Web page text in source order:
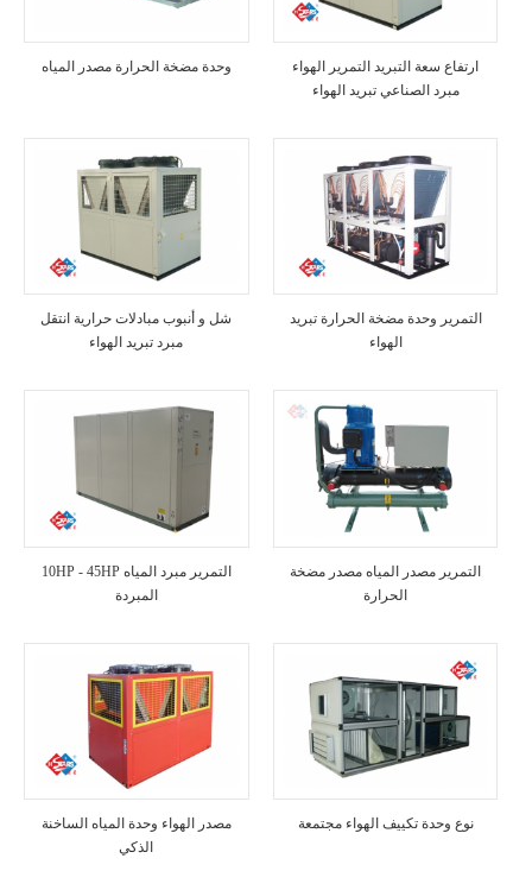
وحدة مضخة الحرارة مصدر المياه
ارتفاع سعة التبريد التمرير الهواء
مبرد الصناعي تبريد الهواء
شل و أنبوب مبادلات حرارية انتقل
مبرد تبريد الهواء
التمرير وحدة مضخة الحرارة تبريد
الهواء
10HP - 45HP التمرير مبرد المياه
المبردة
التمرير مصدر المياه مصدر مضخة
الحرارة
مصدر الهواء وحدة المياه الساخنة
الذكي
نوع وحدة تكييف الهواء مجتمعة